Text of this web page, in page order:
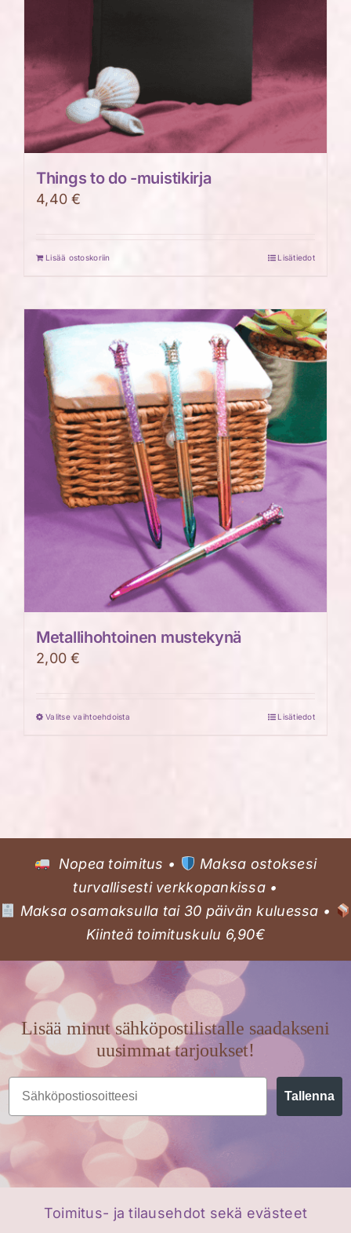
Things to do -muistikirja
4,40€
Lisää ostoskoriin Lisätiedot
Metallihohtoinen mustekynä
2,00€
Valitse vaihtoehdoistaTällä
Voit
tehdä
valinnat
tuotteen
sivulla.
Lisätiedot
Nopea toimitus •
Maksa ostoksesi
turvallisesti verkkopankissa •
Maksa osamaksulla tai 30 päivän kuluessa •
Kiinteä toimituskulu 6,90€
Lisää minut sähköpostilistalle saadakseni
uusimmat tarjoukset!
Email
Tallenna
Toimitus- ja tilausehdot sekä evästeet